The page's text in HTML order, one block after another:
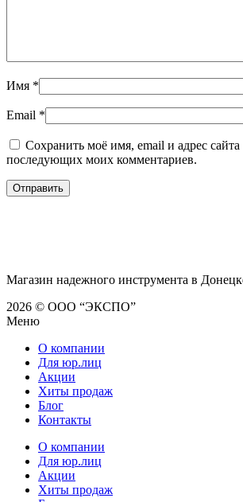
Имя *
Email *
Сохранить моё имя, email и адрес сайта
последующих моих комментариев.
Магазин надежного инструмента в
2026 © ООО “ЭКСПО”
Меню
О компании
Для юр.лиц
Акции
Хиты продаж
Блог
Контакты
О компании
Для юр.лиц
Акции
Хиты продаж